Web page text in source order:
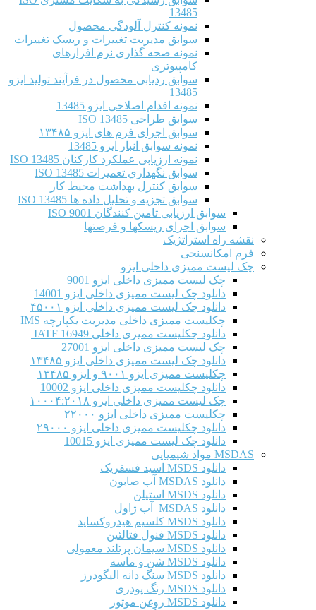
13485
نمونه کنترل آلودگی محصول
سوابق مدیریت تغییرات و ریسک تغییرات
نمونه صحه گذاری نرم افزارهای
کامپیوتری
سوابق ردیابی محصول در فرآیند تولید ایزو
13485
نمونه اقدام اصلاحی ایزو 13485
سوابق طراحی ISO 13485
سوابق اجرای فرم های ایزو ۱۳۴۸۵
نمونه سوابق انبار ایزو 13485
نمونه ارزیابی عملکرد کارکنان ISO 13485
سوابق نگهداري تعميرات ISO 13485
سوابق کنترل بهداشت محیط کار
سوابق تجزیه و تحلیل داده ها ISO 13485
سوابق ارزیابی تامین کنندگان ISO 9001
سوابق اجرای ریسکها و فرصتها
نقشه راه استراتژیک
فرم امکانسنجی
چک لیست ممیزی داخلی ایزو
چک لیست ممیزی داخلی ایزو 9001
دانلود چک لیست ممیزی داخلی ایزو 14001
دانلود چک لیست ممیزی داخلی ایزو ۴۵۰۰۱
چکلیست ممیزی داخلی مدیریت یکپارچه IMS
دانلود چکلیست ممیزی داخلی IATF 16949
چک لیست ممیزی داخلی ایزو 27001
دانلود چک لیست ممیزی داخلی ایزو ۱۳۴۸۵
چکلیست ممیزی ایزو ۹۰۰۱ و ایزو ۱۳۴۸۵
دانلود چکلیست ممیزی داخلی ایزو 10002
چک لیست ممیزی داخلی ایزو ۱۰۰۰۴:۲۰۱۸
چکلیست ممیزی داخلی ایزو ۲۲۰۰۰
دانلود چکلیست ممیزی داخلی ایزو ۲۹۰۰۰
دانلود چک لیست ممیزی ایزو 10015
MSDAS مواد شیمیایی
دانلود MSDS اسید فسفریک
دانلود MSDAS آب صابون
دانلود MSDS استیلن
دانلود MSDAS آب ژاول
دانلود MSDS کلسیم هیدروکساید
دانلود MSDS فنول فتالئین
دانلود MSDS سیمان پرتلند معمولی
دانلود MSDS شن و ماسه
دانلود MSDS سنگ دانه الیگودرز
دانلود MSDS رنگ پودری
دانلود MSDS روغن موتور